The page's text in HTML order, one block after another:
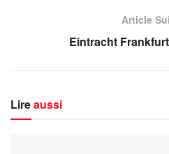
Article
Eintracht
Lireaussi